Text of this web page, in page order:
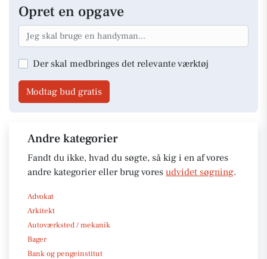
Opret en opgave
Der skal medbringes det relevante værktøj
Modtag bud gratis
Andre kategorier
Fandt du ikke, hvad du søgte, så kig i en af vores
andre kategorier eller brug vores udvidet søgning.
Advokat
Arkitekt
Autoværksted / mekanik
Bager
Bank og pengeinstitut